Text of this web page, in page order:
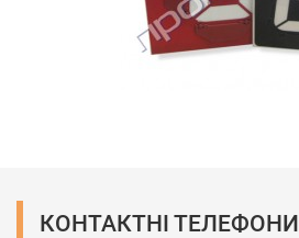
КОНТАКТНІ ТЕЛЕФОНИ